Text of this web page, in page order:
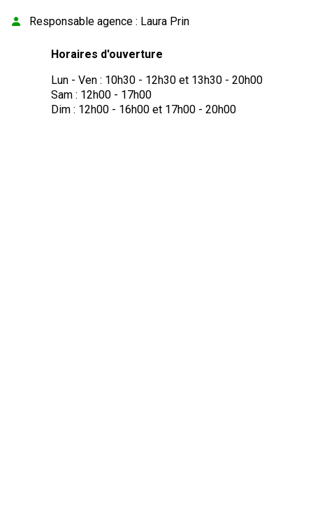
Responsable agence : Laura Prin
Horaires d'ouverture
Lun - Ven : 10h30 - 12h30 et 13h30 - 20h00
Sam : 12h00 - 17h00
Dim : 12h00 - 16h00 et 17h00 - 20h00